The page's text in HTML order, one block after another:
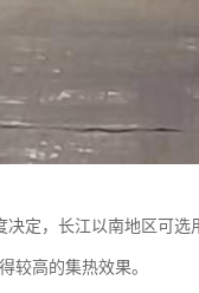
定，长江以南地区可选
较高的集热效果。